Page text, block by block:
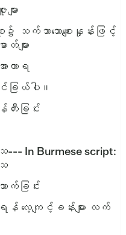
ျား
က်သာသောစျေးနှုန်းဖြင့်
ျား
ာဟာရ
ြယ်ပါ။
းခြင်း
--- In Burmese script:
က်ခြင်း
ရန် လေ့ကျင့်ခန်းများ လက်